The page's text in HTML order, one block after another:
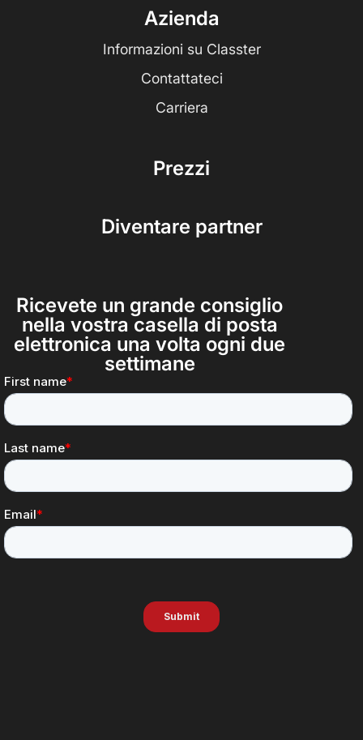
Azienda
Informazioni su Classter
Contattateci
Carriera
Prezzi
Diventare partner
Ricevete un grande consiglio
nella vostra casella di posta
elettronica una volta ogni due
settimane